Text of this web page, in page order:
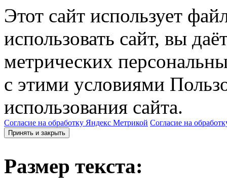
Этот сайт использует
использовать сайт, вы
метрических
с этими условиями
использования сайта.
Согласие на обработку Яндекс Метрикой Согласие на
Принять и закрыть
Размер текста: